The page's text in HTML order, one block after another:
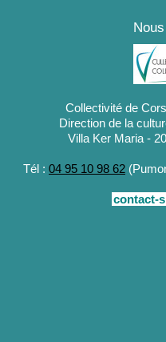
Collectivité de
Direction de la
Villa Ker Maria -
Tél : 04 95 10 98 62
contact-